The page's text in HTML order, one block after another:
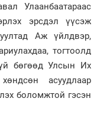
Улаанбаатараас
эрсдэл үүсэж
Аж үйлдвэр,
тогтоолд
бөгөөд Улсын Их
асуудлаар
боломжтой гэсэн